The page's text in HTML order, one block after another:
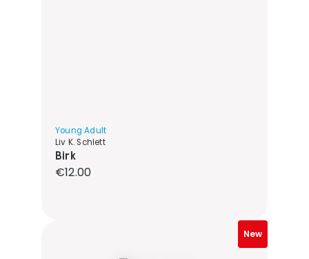
Young Adult
Liv K. Schlett
Birk
Regular price:
€12.00
New